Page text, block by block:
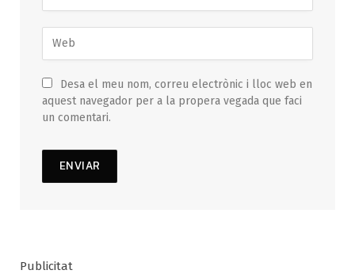
Desa el meu nom, correu electrònic i lloc web en
aquest navegador per a la propera vegada que faci
un comentari.
Publicitat